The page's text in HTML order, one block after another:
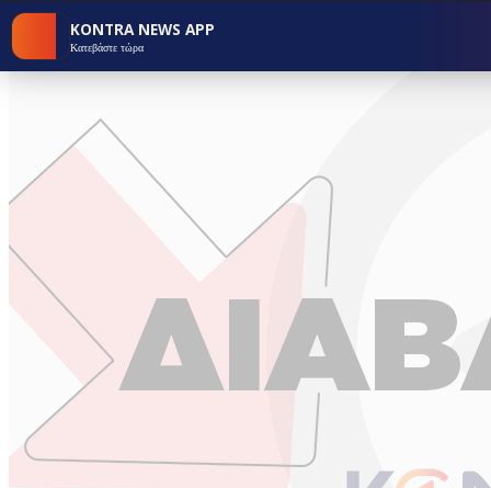
KONTRA NEWS APP
Κατεβάστε τώρα